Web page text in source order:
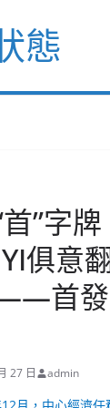
態
”字
俱意
首發
27 日 admin